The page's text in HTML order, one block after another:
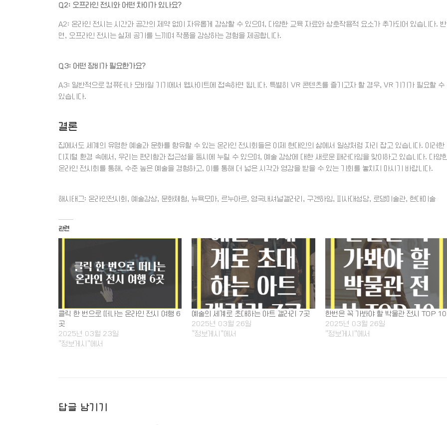
Q2: 오프라인 전시와 어떤 차이가 있나요?
A2: 온라인 전시는 시간과 공간의 제약 없이 자유롭게 감상할 수 있으며, 다양한 교육 자료와 상호작용적 요소가 추가되어 있습니다. 반
면, 오프라인 전시는 실제 공기를 느끼며 작품을 감상하는 경험을 제공합니다.
Q3: 어떤 장비가 필요한가요?
A3: 일반적으로 컴퓨터나 모바일 기기에서 웹사이트에 접속하면 됩니다. 특별히 VR 콘텐츠를 즐기고자 할 경우, VR 기기가 필요할 수
있습니다.
결론
집에서도 세계의 유명한 예술과 문화를 향유할 수 있는 온라인 전시회들은 이제 현대인의 삶에서 일상처럼 자리 잡고 있습니다. 이러한
디지털 환경 속에서, 우리는 편리함과 접근성을 동시에 누릴 수 있으며, 예술 감상에 대한 새로운 패러다임을 맞이하고 있습니다. 다양
온라인 전시회를 통해, 수준 높은 예술을 경험하고, 이를 통해 더 넓은 시각과 영감을 받을 수 있는 기회를 놓치지 마시기 바랍니다.
해시태그: 온라인전시회, 예술감상, 문화체험, 뉴욕모마, 르누아르, 영국내셔널갤러리, 구겐하임, 피사대성당, 로댕미술관, 현대미술
관련
클릭 한 번으로 떠나는 온라인 전시 여행 6
곳
2025년 03월 23일
"정보게시"에서
예술의 세계로 초대하는 아트 갤러리 7곳
2025년 03월 26일
"정보게시"에서
한번은 꼭 가봐야 할 박물관 전시 TOP 10
2025년 03월 26일
"정보게시"에서
답글 남기기